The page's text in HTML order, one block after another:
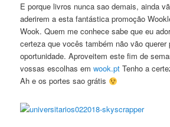
E porque livros nunca sao demais, ainda
aderirem a esta fantástica promoção
Wook. Quem me conhece sabe que eu
certeza que vocês também não vão querer
oportunidade. Aproveitem este fim de
vossas escolhas emwook.pt Tenho a
Ah e os portes sao grátis